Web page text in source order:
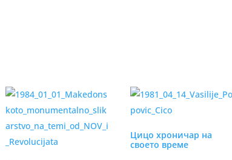
Цицо хроничар на
своето време